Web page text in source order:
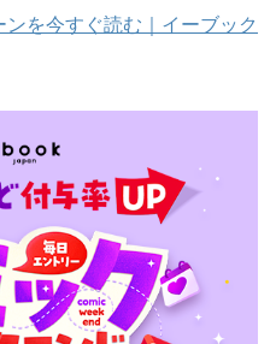
を今すぐ読む｜イーブック